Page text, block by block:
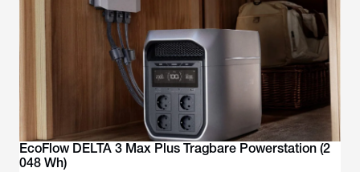
EcoFlow DELTA 3 Max Plus Tragbare Powerstation (2
048 Wh)